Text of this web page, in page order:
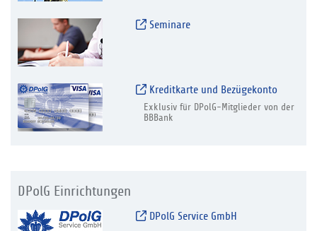
Seminare
Kreditkarte und Bezügekonto
Exklusiv für DPolG-Mitglieder von der
BBBank
DPolG Einrichtungen
DPolG Service GmbH